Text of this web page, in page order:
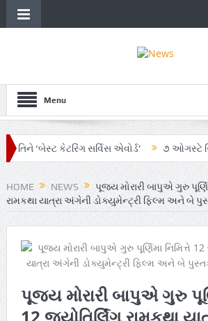
Menu
‘બેસ્ટ કેટરિંગ સર્વિસ એવોર્ડ’ ૭ ઓગસ્ટે
AI અને ગ્રાહક સમજનો અનોખો સમન્વય
HOME
NEWS
પૂજ્ય મોરારી બાપુએ ગુરુ
રામકથા યાત્રા અંગેની ડોક્યુમેન્ટ્રી ફિલ્મ અને બે
પૂજ્ય મોરારી બાપુએ ગુરુ